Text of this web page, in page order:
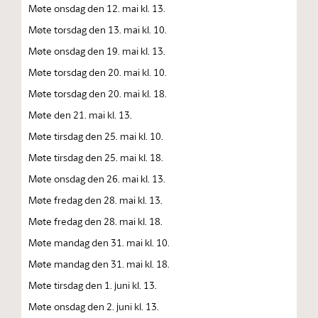
Møte onsdag den 12. mai kl. 13.
Møte torsdag den 13. mai kl. 10.
Møte onsdag den 19. mai kl. 13.
Møte torsdag den 20. mai kl. 10.
Møte torsdag den 20. mai kl. 18.
Møte den 21. mai kl. 13.
Møte tirsdag den 25. mai kl. 10.
Møte tirsdag den 25. mai kl. 18.
Møte onsdag den 26. mai kl. 13.
Møte fredag den 28. mai kl. 13.
Møte fredag den 28. mai kl. 18.
Møte mandag den 31. mai kl. 10.
Møte mandag den 31. mai kl. 18.
Møte tirsdag den 1. juni kl. 13.
Møte onsdag den 2. juni kl. 13.